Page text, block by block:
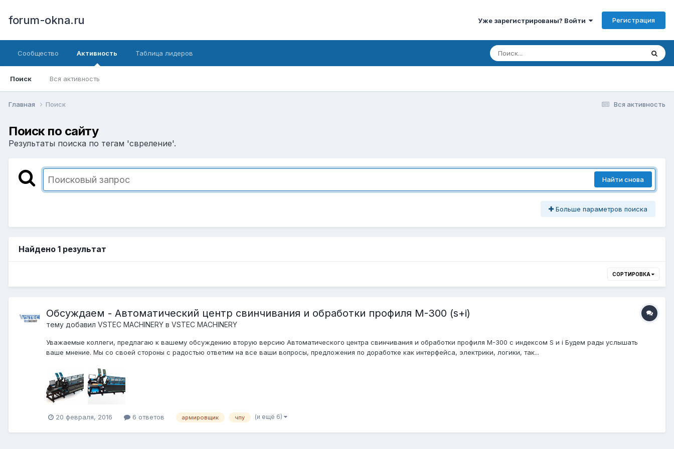
forum-okna.ru Уже зарегистрированы? Войти Регистрация
Сообщество Активность
Поиск Вся активность
Таблица лидеров
Вся активность
Главная Поиск
Поиск по сайту
Результаты поиска по тегам 'свреление'.
Найти снова
Больше параметров поиска
Найдено 1 результат
СОРТИРОВКА
Обсуждаем - Автоматический центр свинчивания и обработки профиля M-300 (s+i)
тему добавил VSTEC MACHINERY в VSTEC MACHINERY
Уважаемые коллеги, предлагаю к вашему обсуждению вторую версию Автоматического центра свинчивания и обработки профиля M-300 с индексом S и i Будем рады услышать
ваше мнение. Мы со своей стороны с радостью ответим на все ваши вопросы, предложения по доработке как интерфейса, электрики, логики, так...
20 февраля, 2016 6 ответов армировщик чпу (и ещё 6)